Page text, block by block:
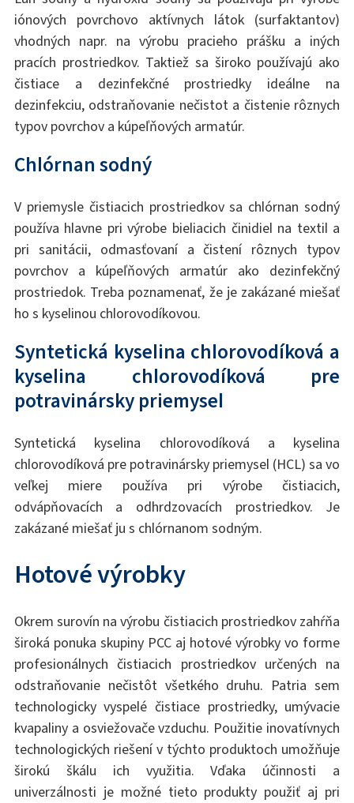
iónových povrchovo aktívnych látok (surfaktantov)
vhodných napr. na výrobu pracieho prášku a iných
pracích prostriedkov. Taktiež sa široko používajú ako
čistiace a dezinfekčné prostriedky ideálne na
dezinfekciu, odstraňovanie nečistot a čistenie rôznych
typov povrchov a kúpeľňových armatúr.
Chlórnan sodný
V priemysle čistiacich prostriedkov sa chlórnan sodný
používa hlavne pri výrobe bieliacich činidiel na textil a
pri sanitácii, odmasťovaní a čistení rôznych typov
povrchov a kúpeľňových armatúr ako dezinfekčný
prostriedok. Treba poznamenať, že je zakázané miešať
ho s kyselinou chlorovodíkovou.
Syntetická kyselina chlorovodíková a
kyselina chlorovodíková pre
potravinársky priemysel
Syntetická kyselina chlorovodíková a kyselina
chlorovodíková pre potravinársky priemysel (HCL) sa vo
veľkej miere používa pri výrobe čistiacich,
odvápňovacích a odhrdzovacích prostriedkov. Je
zakázané miešať ju s chlórnanom sodným.
Hotové výrobky
Okrem surovín na výrobu čistiacich prostriedkov zahŕňa
široká ponuka skupiny PCC aj hotové výrobky vo forme
profesionálnych čistiacich prostriedkov určených na
odstraňovanie nečistôt všetkého druhu. Patria sem
technologicky vyspelé čistiace prostriedky, umývacie
kvapaliny a osviežovače vzduchu. Použitie inovatívnych
technologických riešení v týchto produktoch umožňuje
širokú škálu ich využitia. Vďaka účinnosti a
univerzálnosti je možné tieto produkty použiť aj pri